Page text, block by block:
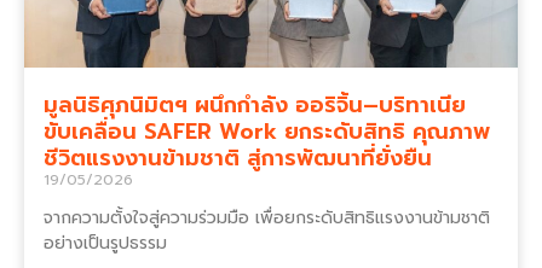
มูลนิธิศุภนิมิตฯ ผนึกกำลัง ออริจิ้น–บริทาเนีย
ขับเคลื่อน SAFER Work ยกระดับสิทธิ คุณภาพ
ชีวิตแรงงานข้ามชาติ สู่การพัฒนาที่ยั่งยืน
19/05/2026
จากความตั้งใจสู่ความร่วมมือ เพื่อยกระดับสิทธิแรงงานข้ามชาติ
อย่างเป็นรูปธรรม